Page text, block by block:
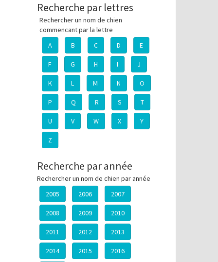
Recherche par lettres
Rechercher un nom de chien
commencant par la lettre
A
B C D E
F G H I J
K L M N O
P Q R S T
U V W X Y
Z
Recherche par année
Rechercher un nom de chien par année
2005
2006 2007
2008 2009 2010
2011 2012 2013
2014 2015 2016